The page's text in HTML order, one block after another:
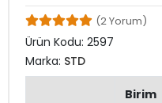
(2 Yorum)
Ürün Kodu: 2597
Marka: STD
Birim